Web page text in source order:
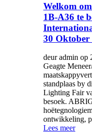
Welkom
1B-A36 te
30 Oktober
deur admin op
Geagte
standplaas by
Lighting Fair
besoek.
ontwikkeling,
Lees meer